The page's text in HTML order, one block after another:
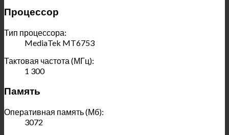
Процессор
Тип процессора:
MediaTek MT6753
Тактовая частота (МГц):
1 300
Память
Оперативная память (Мб):
3072